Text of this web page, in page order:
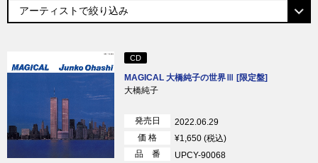
CD
MAGICAL 大橋純子の世界Ⅲ [限定盤]
大橋純子
発売日
2022.06.29
価 格
¥1,650 (税込)
品 番
UPCY-90068